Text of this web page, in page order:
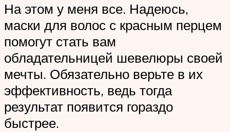
На этом у меня все. Надеюсь,
маски для волос с красным перцем
помогут стать вам
обладательницей шевелюры своей
мечты. Обязательно верьте в их
эффективность, ведь тогда
результат появится гораздо
быстрее.